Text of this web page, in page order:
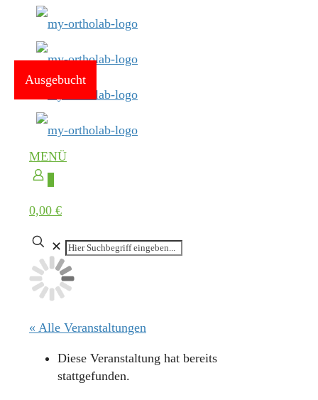
MENÜ
0,00 €
✕
« Alle Veranstaltungen
Diese Veranstaltung hat bereits
stattgefunden.
Ausgebucht